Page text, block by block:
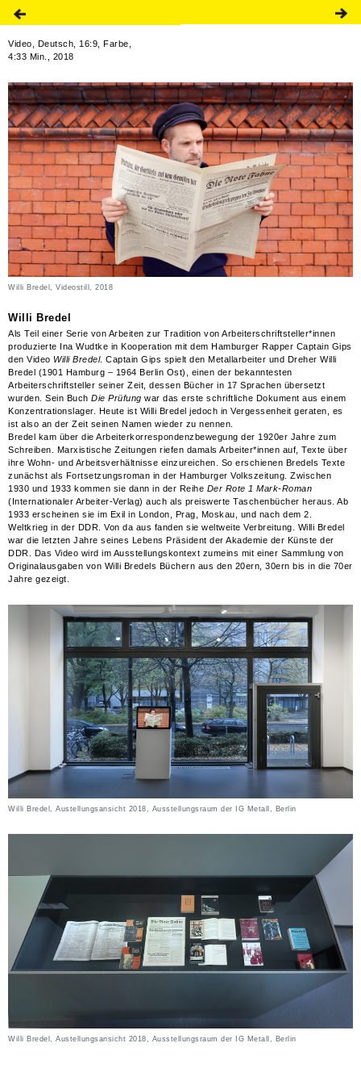
Video, Deutsch, 16:9, Farbe,
4:33 Min., 2018
Willi Bredel, Videostill, 2018
Willi Bredel
Als Teil einer Serie von Arbeiten zur Tradition von Arbeiterschriftsteller*innen
produzierte Ina Wudtke in Kooperation mit dem Hamburger Rapper Captain Gips
den Video Willi Bredel. Captain Gips spielt den Metallarbeiter und Dreher Willi
Bredel (1901 Hamburg – 1964 Berlin Ost), einen der bekanntesten
Arbeiterschriftsteller seiner Zeit, dessen Bücher in 17 Sprachen übersetzt
wurden. Sein Buch Die Prüfung war das erste schriftliche Dokument aus einem
Konzentrationslager. Heute ist Willi Bredel jedoch in Vergessenheit geraten, es
ist also an der Zeit seinen Namen wieder zu nennen.
Bredel kam über die Arbeiterkorrespondenzbewegung der 1920er Jahre zum
Schreiben. Marxistische Zeitungen riefen damals Arbeiter*innen auf, Texte über
ihre Wohn- und Arbeitsverhältnisse einzureichen. So erschienen Bredels Texte
zunächst als Fortsetzungsroman in der Hamburger Volkszeitung. Zwischen
1930 und 1933 kommen sie dann in der Reihe Der Rote 1 Mark-Roman
(Internationaler Arbeiter-Verlag) auch als preiswerte Taschenbücher heraus. Ab
1933 erscheinen sie im Exil in London, Prag, Moskau, und nach dem 2.
Weltkrieg in der DDR. Von da aus fanden sie weltweite Verbreitung. Willi Bredel
war die letzten Jahre seines Lebens Präsident der Akademie der Künste der
DDR. Das Video wird im Ausstellungskontext zumeins mit einer Sammlung von
Originalausgaben von Willi Bredels Büchern aus den 20ern, 30ern bis in die 70er
Jahre gezeigt.
Willi Bredel, Austellungsansicht 2018, Ausstellungsraum der IG Metall, Berlin
Willi Bredel, Austellungsansicht 2018, Ausstellungsraum der IG Metall, Berlin